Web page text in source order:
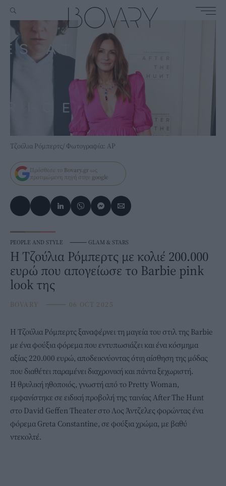
Τζούλια Ρόμπερτς/ Φωτογραφία: AP
Πρόσθεσε το Bovary.gr ως
προτιμώμενη πηγή στην google
PEOPLE AND STYLE ⸻ GLAM & STARS
Η Τζούλια Ρόμπερτς με κολιέ 200.000
ευρώ που απογείωσε το Barbie pink
look της
BOVARY ⸻ 06 OCT 2025
Η Τζούλια Ρόμπερτς ξαναφέρνει τη μαγεία του στιλ της Barbie
με ένα φούξια φόρεμα που εντυπωσιάζει και ένα κόσμημα
αξίας 220.000 ευρώ, αποδεικνύοντας ότιη αίσθηση της μόδας
που διαθέτει παραμένει διαχρονική και πάντα ξεχωριστή.
Η θρυλική ηθοποιός, γνωστή από το Pretty Woman,
εμφανίστηκε σε ειδική προβολή της ταινίας After The Hunt
στο David Geffen Theater στο Λος Άντζελες φορώντας ένα
φόρεμα Greta Constantine, σε φούξια χρώμα, με βαθύ
ντεκολτέ.